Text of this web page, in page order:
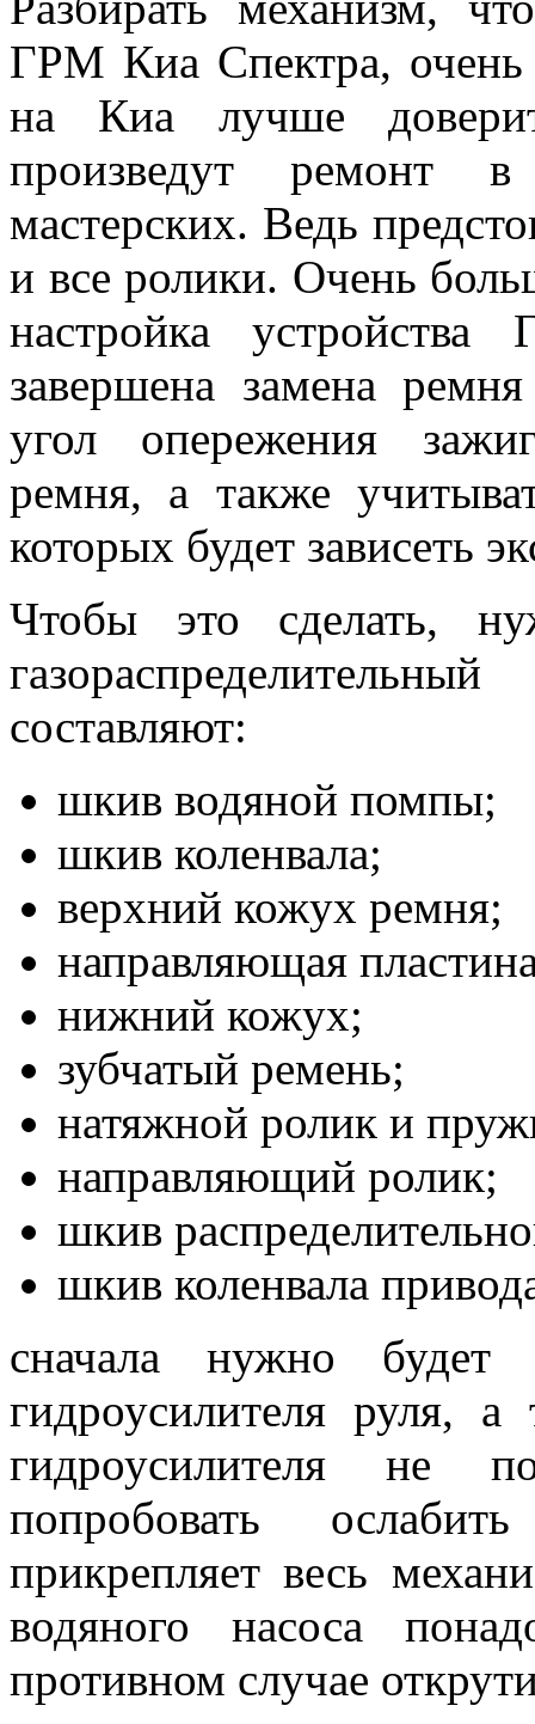
ГРМ Киа Спектра, очень
на Киа лучше
произведут ремонт в
мастерских. Ведь
и все ролики. Очень
настройка
завершена замена
угол опережения
ремня, а также
которых будет зависеть
Чтобы это сделать,
составляют:
шкив водяной помпы;
шкив коленвала;
верхний кожух ремня;
направляющая
нижний кожух;
зубчатый ремень;
натяжной ролик и
направляющий ролик;
шкив
шкив коленвала
сначала нужно будет
гидроусилителя руля, а
гидроусилителя не
попробовать
прикрепляет весь
водяного насоса
противном случае